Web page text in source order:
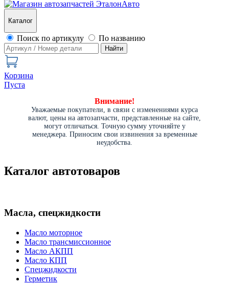
Каталог
Поиск по артикулу По названию
Найти
Корзина
Пуста
Внимание!
Уважаемые покупатели, в связи с изменениями курса
валют, цены на автозапчасти, представленные на сайте,
могут отличаться. Точную сумму уточняйте у
менеджера. Приносим свои извинения за временные
неудобства.
Каталог автотоваров
Масла, спецжидкости
Масло моторное
Масло трансмиссионное
Масло АКПП
Масло КПП
Спецжидкости
Герметик